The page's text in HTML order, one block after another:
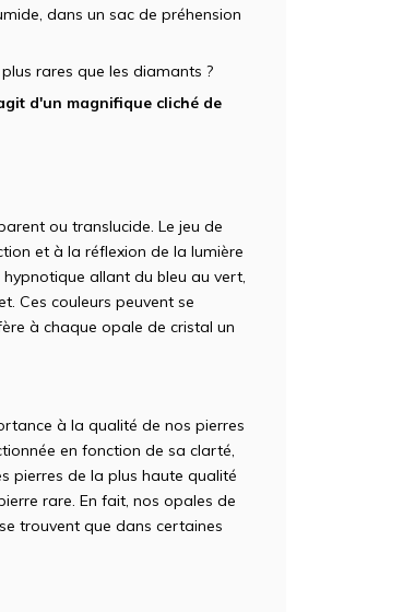
dans un sac de préhension
rares que les diamants ?
d'un magnifique cliché de
ou translucide. Le jeu de
et à la réflexion de la lumière
allant du bleu au vert,
Ces couleurs peuvent se
à chaque opale de cristal un
à la qualité de nos pierres
en fonction de sa clarté,
pierres de la plus haute qualité
rare. En fait, nos opales de
trouvent que dans certaines